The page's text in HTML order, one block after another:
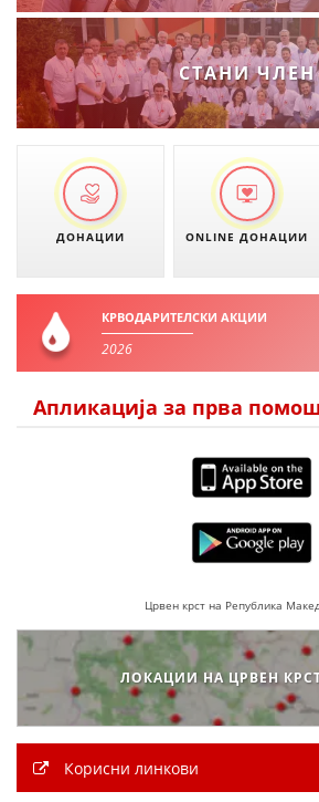
СТАНИ ЧЛЕН
ДОНАЦИИ ONLINE ДОНАЦИИ
КРВОДАРИТЕЛСКИ АКЦИИ
2026
Апликација за прва помош
Црвен крст на Република
ЛОКАЦИИ НА ЦРВЕН
Корисни линкови